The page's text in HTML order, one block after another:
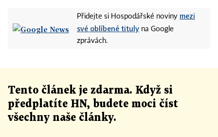
Přidejte si Hospodářské noviny mezi
své oblíbené tituly na Google
zprávách.
Tento článek je zdarma. Když si
předplatíte HN, budete moci číst
všechny naše články.